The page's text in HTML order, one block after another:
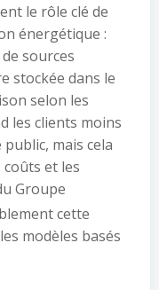
le rôle clé de
énergétique :
sources
stockée dans le
selon les
les clients moins
mais cela
et les
Groupe
cette
modèles basés